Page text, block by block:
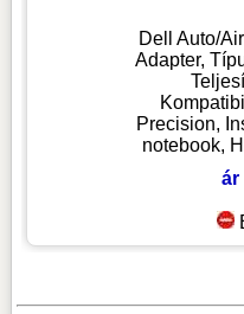
Dell Auto/
Adapter,
Precision,
notebook,
ár